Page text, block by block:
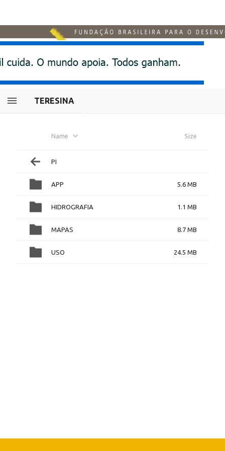
TERESINA
Name Size
PI
APP 5.6 MB
HIDROGRAFIA 1.1 MB
MAPAS 8.7 MB
USO 24.5 MB